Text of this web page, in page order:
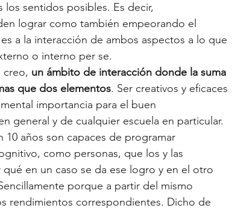
sentidos posibles. Es decir,
lograr como también empeorando el
a la interacción de ambos aspectos a lo que
o interno per se.
creo, un ámbito de interacción donde la suma
que dos elementos. Ser creativos y eficaces
importancia para el buen
general y de cualquier escuela en particular.
10 años son capaces de programar
como personas, que los y las
en un caso se da ese logro y en el otro
porque a partir del mismo
rendimientos correspondientes. Dicho de